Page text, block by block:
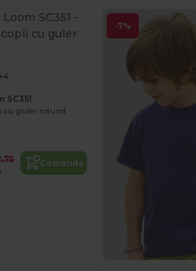
+4
cu guler rotund
Comandă
-7%